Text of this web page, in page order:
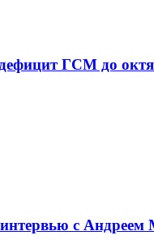
ГСМ до
с Андреем